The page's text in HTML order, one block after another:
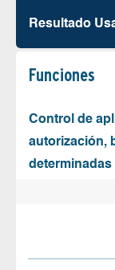
Resultado
Funciones
Control de
autorización,